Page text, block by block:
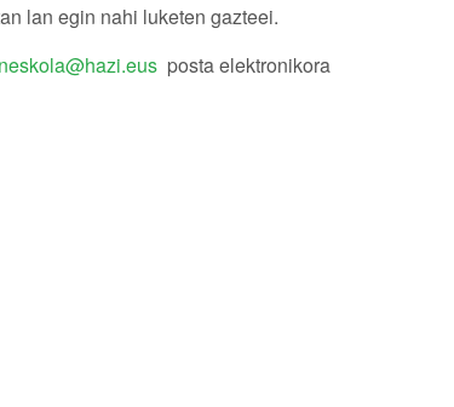
lan egin nahi luketen gazteei.
posta elektronikora